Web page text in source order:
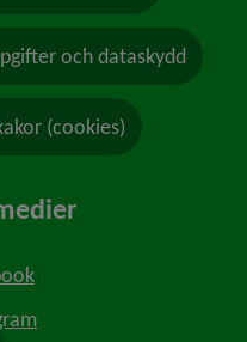
och dataskydd
(cookies)